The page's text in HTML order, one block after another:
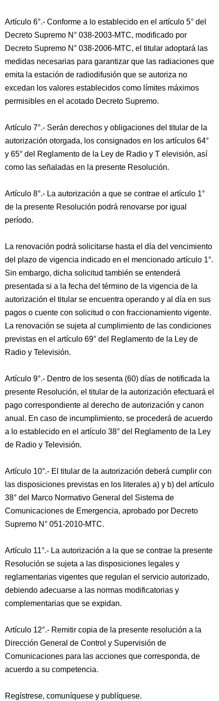
Artículo 6°.- Conforme a lo establecido en el artículo 5° del
Decreto Supremo N° 038-2003-MTC, modificado por
Decreto Supremo N° 038-2006-MTC, el titular adoptará las
medidas necesarias para garantizar que las radiaciones que
emita la estación de radiodifusión que se autoriza no
excedan los valores establecidos como límites máximos
permisibles en el acotado Decreto Supremo.
Artículo 7°.- Serán derechos y obligaciones del titular de la
autorización otorgada, los consignados en los artículos 64°
y 65° del Reglamento de la Ley de Radio y T elevisión, así
como las señaladas en la presente Resolución.
Artículo 8°.- La autorización a que se contrae el artículo 1°
de la presente Resolución podrá renovarse por igual
período.
La renovación podrá solicitarse hasta el día del vencimiento
del plazo de vigencia indicado en el mencionado artículo 1°.
Sin embargo, dicha solicitud también se entenderá
presentada si a la fecha del término de la vigencia de la
autorización el titular se encuentra operando y al día en sus
pagos o cuente con solicitud o con fraccionamiento vigente.
La renovación se sujeta al cumplimiento de las condiciones
previstas en el artículo 69° del Reglamento de la Ley de
Radio y Televisión.
Artículo 9°.- Dentro de los sesenta (60) días de notificada la
presente Resolución, el titular de la autorización efectuará el
pago correspondiente al derecho de autorización y canon
anual. En caso de incumplimiento, se procederá de acuerdo
a lo establecido en el artículo 38° del Reglamento de la Ley
de Radio y Televisión.
Artículo 10°.- El titular de la autorización deberá cumplir con
las disposiciones previstas en los literales a) y b) del artículo
38° del Marco Normativo General del Sistema de
Comunicaciones de Emergencia, aprobado por Decreto
Supremo N° 051-2010-MTC.
Artículo 11°.- La autorización a la que se contrae la presente
Resolución se sujeta a las disposiciones legales y
reglamentarias vigentes que regulan el servicio autorizado,
debiendo adecuarse a las normas modificatorias y
complementarias que se expidan.
Artículo 12°.- Remitir copia de la presente resolución a la
Dirección General de Control y Supervisión de
Comunicaciones para las acciones que corresponda, de
acuerdo a su competencia.
Regístrese, comuníquese y publíquese.